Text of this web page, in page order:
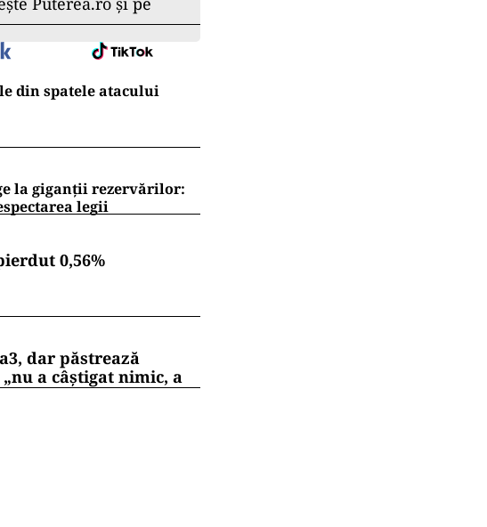
din spatele atacului
la giganții rezervărilor:
legii
0,56%
dar păstrează
a câștigat nimic, a